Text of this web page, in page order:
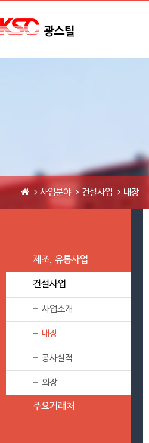
메뉴바로가기
제조, 유통사업
건설사업
사업소개
내장
공사실적
외장
주요거래처
사업분야 건설사업 내장